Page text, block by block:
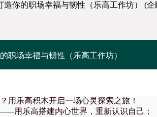
造你的职场幸福与韧性（乐高工作坊） (企
职场幸福与韧性（乐高工作坊）
用乐高积木开启一场心灵探索之旅！
用乐高搭建内心世界，重新认识自己；